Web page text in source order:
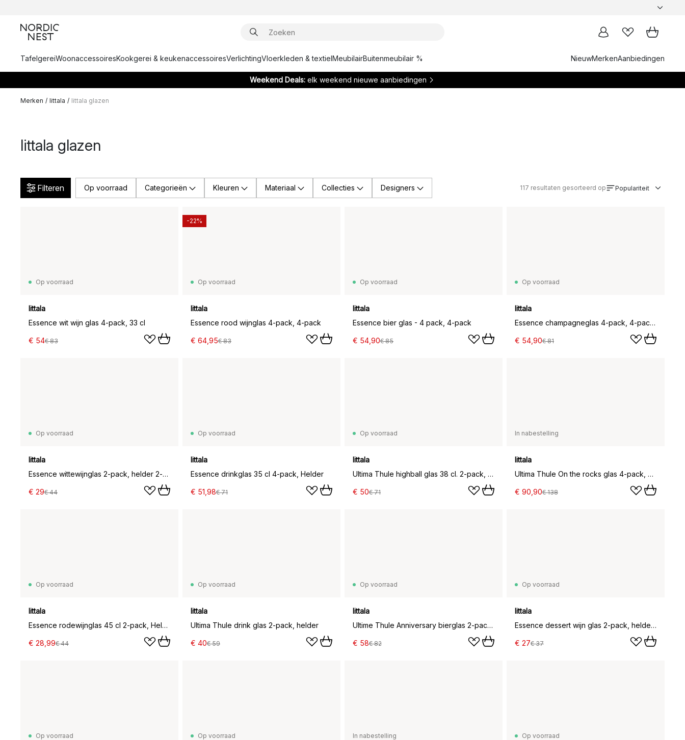
TafelgereiWoonaccessoiresKookgerei & keukenaccessoiresVerlichtingVloerkleden & textielMeubilairBuitenmeubilair % NieuwMerkenAanbiedingen
Weekend Deals: elk weekend nieuwe aanbiedingen
Merken / Iittala / Iittala glazen
Iittala glazen
Filteren Op voorraad Categorieën Kleuren Materiaal Collecties Designers 117 resultaten gesorteerd op Populariteit
Op voorraad
Iittala
Essence wit wijn glas 4-pack, 33 cl
€ 54€ 83
Op voorraad
Iittala
Essence rood wijnglas 4-pack, 4-pack
€ 64,95€ 83
-22%
Op voorraad
Iittala
Essence bier glas - 4 pack, 4-pack
€ 54,90€ 85
Op voorraad
Iittala
Essence champagneglas 4-pack, 4-pack 21 cl
€ 54,90€ 81
Op voorraad
Iittala
Essence wittewijnglas 2-pack, helder 2-pack
€ 29€ 44
Op voorraad
Iittala
Essence drinkglas 35 cl 4-pack, Helder
€ 51,98€ 71
Op voorraad
Iittala
Ultima Thule highball glas 38 cl. 2-pack, Helder
€ 50€ 71
In nabestelling
Iittala
Ultima Thule On the rocks glas 4-pack, Helder
€ 90,90€ 138
Op voorraad
Iittala
Essence rodewijnglas 45 cl 2-pack, Helder
€ 28,99€ 44
Op voorraad
Iittala
Ultima Thule drink glas 2-pack, helder
€ 40€ 59
Op voorraad
Iittala
Ultime Thule Anniversary bierglas 2-pack, 60 cl
€ 58€ 82
Op voorraad
Iittala
Essence dessert wijn glas 2-pack, helder 2-pack
€ 27€ 37
Op voorraad Op voorraad In nabestelling Op voorraad